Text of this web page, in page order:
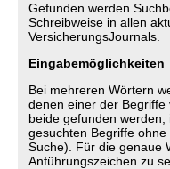
Gefunden werden
Schreibweise in allen
VersicherungsJournals.
Eingabemöglichkeiten
Bei mehreren Wörtern
denen einer der
beide gefunden werden,
gesuchten Begriffe
Suche). Für die genaue
Anführungszeichen zu